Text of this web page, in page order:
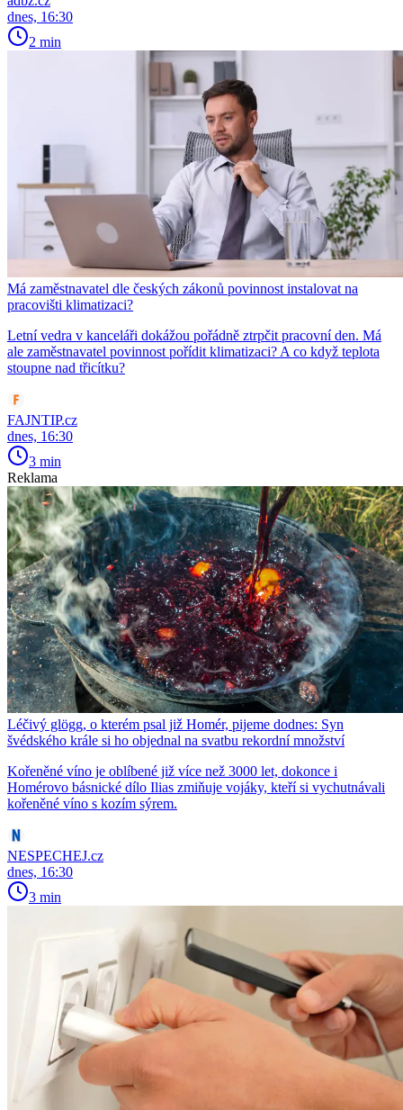
dnes, 16:30
2 min
Má zaměstnavatel dle českých zákonů povinnost instalovat na
pracovišti klimatizaci?
Letní vedra v kanceláři dokážou pořádně ztrpčit pracovní den. Má
ale zaměstnavatel povinnost pořídit klimatizaci? A co když teplota
stoupne nad třicítku?
FAJNTIP.cz
dnes, 16:30
3 min
Reklama
Léčivý glögg, o kterém psal již Homér, pijeme dodnes: Syn
švédského krále si ho objednal na svatbu rekordní množství
Kořeněné víno je oblíbené již více než 3000 let, dokonce i
Homérovo básnické dílo Ilias zmiňuje vojáky, kteří si vychutnávali
kořeněné víno s kozím sýrem.
NESPECHEJ.cz
dnes, 16:30
3 min